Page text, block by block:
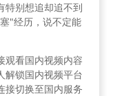
特别想追却追不到
"经历，说不定能
观看国内视频内容
解锁国内视频平台
接切换至国内服务